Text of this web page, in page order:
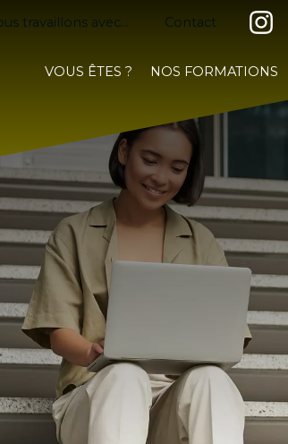
travaillons avec... Contact
VOUS ÊTES ? NOS FORMATIONS